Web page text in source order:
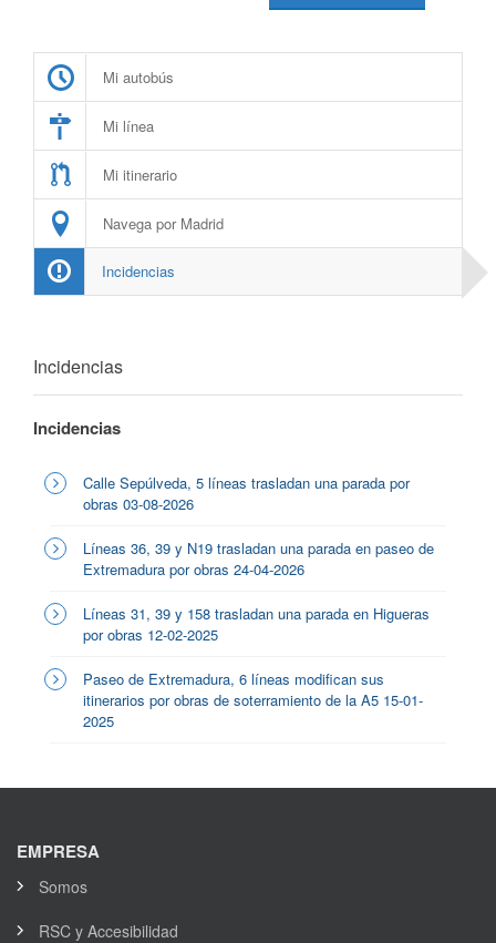
Mi autobús
Mi línea
Mi itinerario
Navega por Madrid
Incidencias
Incidencias
Incidencias
Calle Sepúlveda, 5 líneas trasladan una parada por
obras 03-08-2026
Líneas 36, 39 y N19 trasladan una parada en paseo de
Extremadura por obras 24-04-2026
Líneas 31, 39 y 158 trasladan una parada en Higueras
por obras 12-02-2025
Paseo de Extremadura, 6 líneas modifican sus
itinerarios por obras de soterramiento de la A5 15-01-
2025
EMPRESA
Somos
RSC y Accesibilidad